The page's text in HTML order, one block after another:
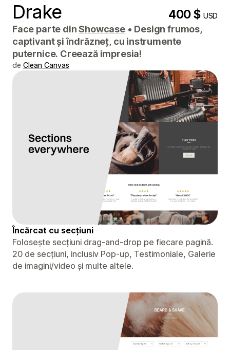
Drake 400 $USD
Face parte dinShowcase • Design frumos,
captivant și îndrăzneț, cu instrumente
puternice. Creează impresia!
de Clean Canvas
Încărcat cu secțiuni
Folosește secțiuni drag-and-drop pe fiecare pagină.
20 de secțiuni, inclusiv Pop-up, Testimoniale, Galerie
de imagini/video și multe altele.